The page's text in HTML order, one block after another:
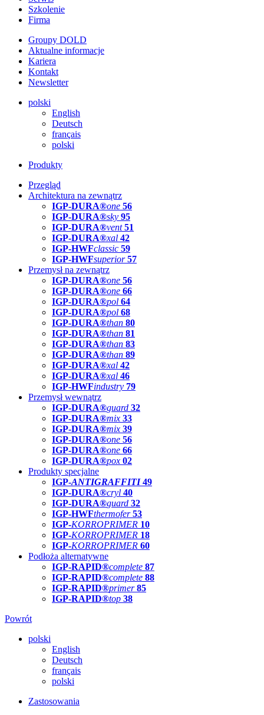
Szkolenie
Firma
Groupy DOLD
Aktualne informacje
Kariera
Kontakt
Newsletter
polski
English
Deutsch
français
polski
Produkty
Przegląd
Architektura na zewnątrz
IGP-DURA®one 56
IGP-DURA®sky 95
IGP-DURA®vent 51
IGP-DURA®xal 42
IGP-HWFclassic 59
IGP-HWFsuperior 57
Przemysł na zewnątrz
IGP-DURA®one 56
IGP-DURA®one 66
IGP-DURA®pol 64
IGP-DURA®pol 68
IGP-DURA®than 80
IGP-DURA®than 81
IGP-DURA®than 83
IGP-DURA®than 89
IGP-DURA®xal 42
IGP-DURA®xal 46
IGP-HWFindustry 79
Przemysł wewnątrz
IGP-DURA®guard 32
IGP-DURA®mix 33
IGP-DURA®mix 39
IGP-DURA®one 56
IGP-DURA®one 66
IGP-DURA®pox 02
Produkty specjalne
IGP-ANTIGRAFFITI49
IGP-DURA®cryl 40
IGP-DURA®guard 32
IGP-HWFthermofer 53
IGP-KORROPRIMER 10
IGP-KORROPRIMER 18
IGP-KORROPRIMER 60
Podłoża alternatywne
IGP-RAPID®complete 87
IGP-RAPID®complete 88
IGP-RAPID®primer 85
IGP-RAPID®top 38
Powrót
polski
English
Deutsch
français
polski
Zastosowania